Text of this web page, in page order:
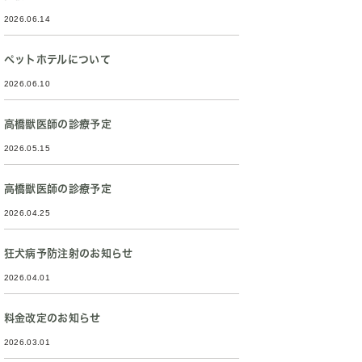
2026.06.14
ペットホテルについて
2026.06.10
高橋獣医師の診療予定
2026.05.15
高橋獣医師の診療予定
2026.04.25
狂犬病予防注射のお知らせ
2026.04.01
料金改定のお知らせ
2026.03.01